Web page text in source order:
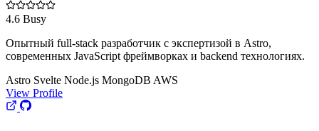
4.6 Busy
Опытный full-stack разработчик с экспертизой в Astro,
современных JavaScript фреймворках и backend технологиях.
Astro Svelte Node.js MongoDB AWS
View Profile